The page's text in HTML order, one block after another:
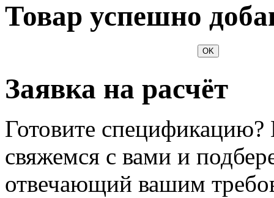
Товар успешно
OK
Заявка на расчёт
Готовите
свяжемся с вами и
отвечающий вашим